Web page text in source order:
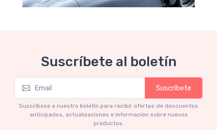
Mythos Collection 1-18
Ferrari 166 MM Abarth Metallic Silver Press
Version 1953 scala 1/18
€227.05
Suscríbete al boletín
Suscríbete
Suscríbase a nuestro boletín para recibir ofertas de descuentos
anticipados, actualizaciones e información sobre nuevos
productos.